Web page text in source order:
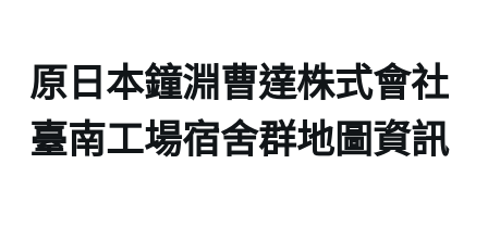
原日本鐘淵曹達株式會社
臺南工場宿舍群地圖資訊